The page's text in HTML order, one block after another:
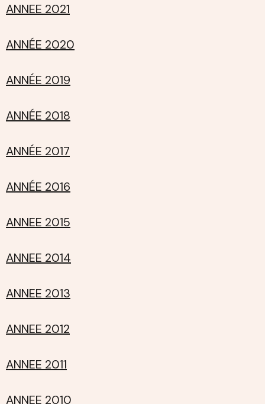
ANNEE 2021
ANNÉE 2020
ANNÉE 2019
ANNÉE 2018
ANNÉE 2017
ANNÉE 2016
ANNEE 2015
ANNEE 2014
ANNEE 2013
ANNEE 2012
ANNEE 2011
ANNEE 2010